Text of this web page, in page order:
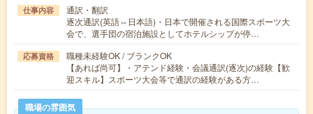
仕事内容
通訳・翻訳
逐次通訳(英語⇔日本語)・日本で開催される国際スポーツ大
会で、選手団の宿泊施設としてホテルシップが停…
応募資格
職種未経験OK / ブランクOK
【あれば尚可】・アテンド経験・会議通訳(逐次)の経験【歓
迎スキル】スポーツ大会等で通訳の経験がある方…
職場の雰囲気